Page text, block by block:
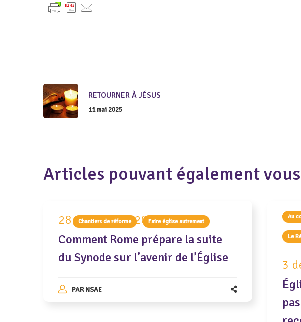
RETOURNER À JÉSUS
11 mai 2025
Articles pouvant également
Chantiers de réforme Faire église autrement
28 septembre 2022
Comment Rome prépare la suite
du Synode sur l’avenir de l’Église
PARNSAE
Au
Le
3